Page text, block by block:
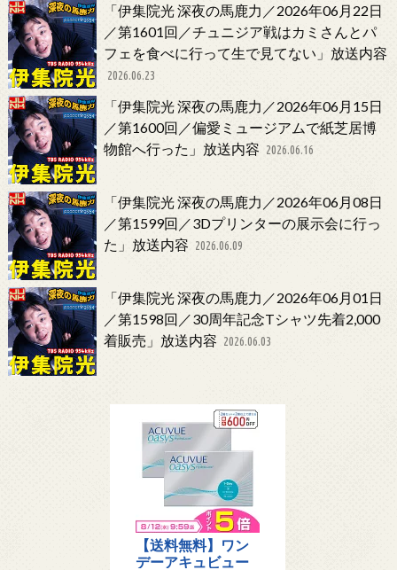
「伊集院光 深夜の馬鹿力／2026年06月22日
／第1601回／チュニジア戦はカミさんとパ
フェを食べに行って生で見てない」放送内容
2026.06.23
「伊集院光 深夜の馬鹿力／2026年06月15日
／第1600回／偏愛ミュージアムで紙芝居博
物館へ行った」放送内容 2026.06.16
「伊集院光 深夜の馬鹿力／2026年06月08日
／第1599回／3Dプリンターの展示会に行っ
た」放送内容 2026.06.09
「伊集院光 深夜の馬鹿力／2026年06月01日
／第1598回／30周年記念Tシャツ先着2,000
着販売」放送内容 2026.06.03